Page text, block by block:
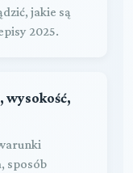
jakie są
2025.
wysokość,
sposób